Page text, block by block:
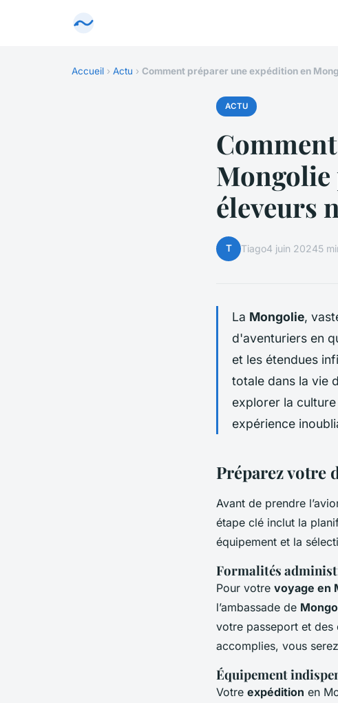
Accueil › Actu › Comment préparer une expédition en
ACTU
éleveurs
T Tiago4 juin 20245
La Mongolie,
d'aventuriers en
et les étendues
totale dans la vie
explorer la
expérience
Préparez votre
Avant de prendre
étape clé inclut la
équipement et la
Formalités
Pour votre voyage en
l’ambassade de
votre passeport et des
accomplies, vous
Équipement
Votre expédition en